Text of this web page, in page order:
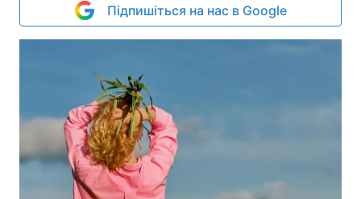
Підпишіться на нас в Google